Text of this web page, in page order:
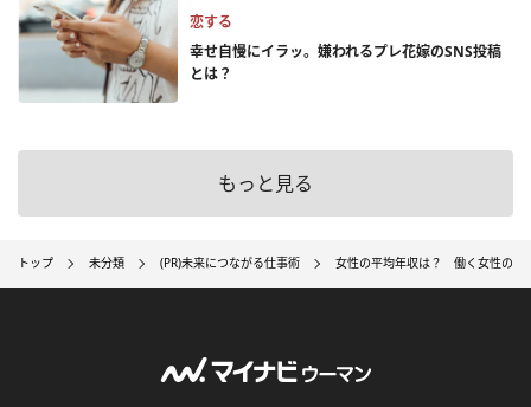
恋する
幸せ自慢にイラッ。嫌われるプレ花嫁のSNS投稿
とは？
もっと見る
トップ 未分類 (PR)未来につながる仕事術 女性の平均年収は？ 働く女性の給